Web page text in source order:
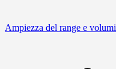
Ampiezza del range e volumi